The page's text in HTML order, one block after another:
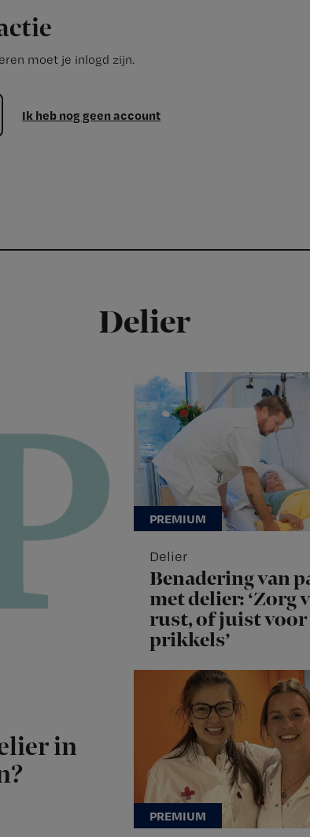
moet je inlogd zijn.
Ik heb nog geen account
Delier
in
Delier
Benadering van
met delier: ‘Zorg
rust, of juist voor
prikkels’